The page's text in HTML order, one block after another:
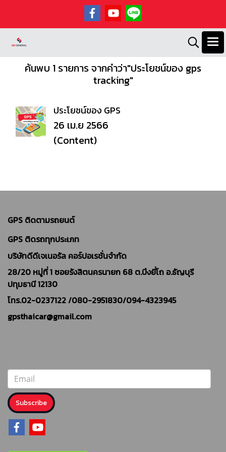
ค้นพบ 1 รายการ จากคำว่า"ประโยชน์ของ gps
tracking"
ประโยชน์ของ GPS
26 เม.ย 2566
(Content)
GPS ติดตามรถยนต์
GPS ติดรถทุกประเภท
บริษัทดีดีเจเนอรัล คอร์ปอเรชั่นจำกัด
28/20 หมู่ที่ 1 ซอยรังสิตนครนายก 68 ต.บึงยี่โถ อ.ธัญบุรี
ปทุมธานี 12130
โทร.02-0237122 /080-2951830/094-4323945
gpsthaicar@gmail.com
Subscribe